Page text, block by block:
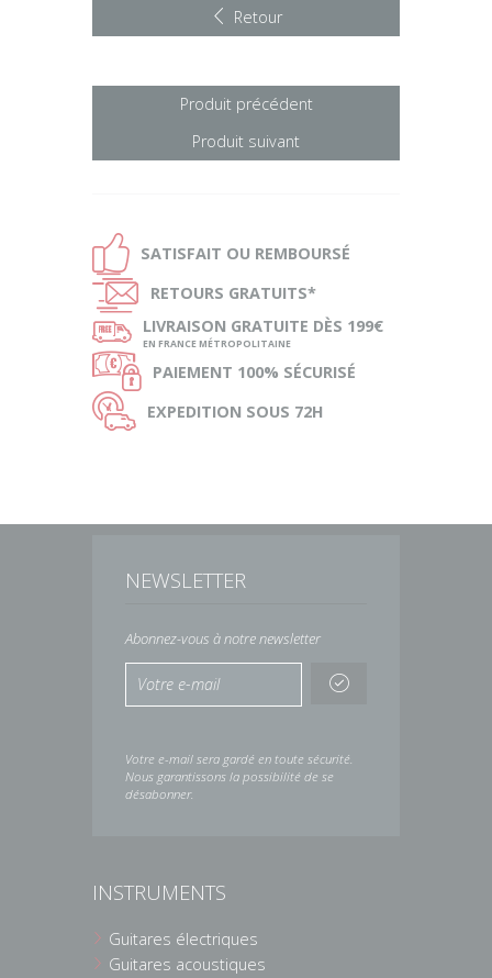
Retour
Produit précédent
Produit suivant
Ð SATISFAIT OU REMBOURSÉ
Ñ RETOURS GRATUITS*
ø LIVRAISON GRATUITE DÈS 199€
EN FRANCE MÉTROPOLITAINE
Ø PAIEMENT 100% SÉCURISÉ
Ù EXPEDITION SOUS 72H
NEWSLETTER
Abonnez-vous à notre newsletter
Votre e-mail sera gardé en toute sécurité.
Nous garantissons la possibilité de se
désabonner.
INSTRUMENTS
Guitares électriques
Guitares acoustiques